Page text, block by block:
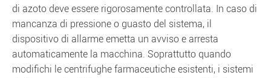
di azoto deve essere rigorosamente controllata. In caso di
mancanza di pressione o guasto del sistema, il
dispositivo di allarme emetta un avviso e arresta
automaticamente la macchina. Soprattutto quando
modifichi le centrifughe farmaceutiche esistenti, i sistemi